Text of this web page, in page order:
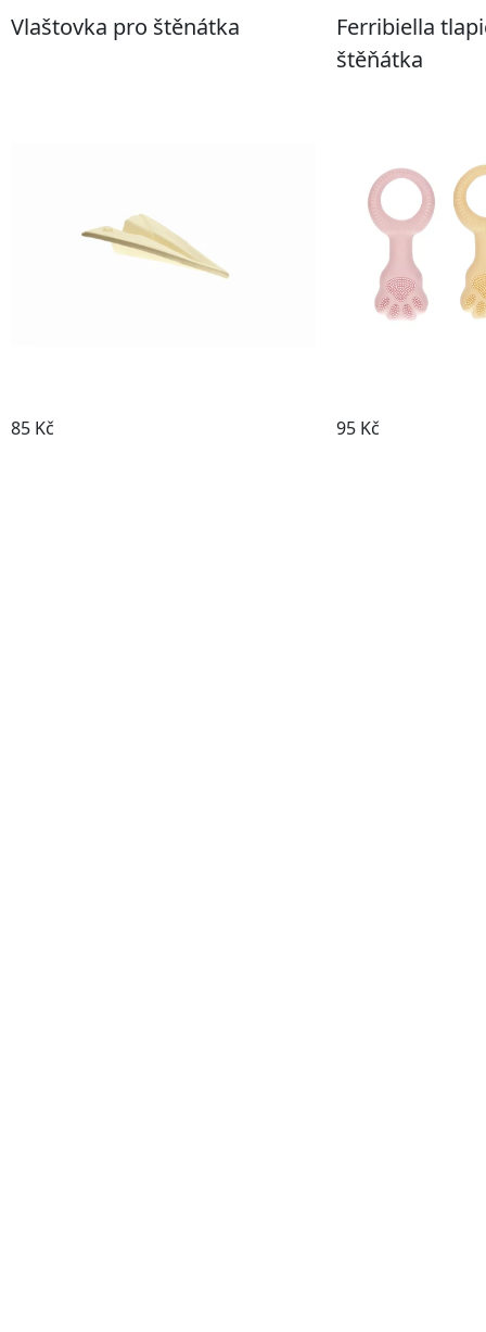
Vlaštovka pro štěnátka
85 Kč
Ferribiella
štěňátka
95 Kč